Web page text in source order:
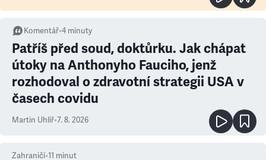
Komentář•4 minuty
Patříš před soud, doktůrku. Jak chápat
útoky na Anthonyho Fauciho, jenž
rozhodoval o zdravotní strategii USA v
časech covidu
Martin Uhlíř•7. 8. 2026
Zahraničí•11 minut